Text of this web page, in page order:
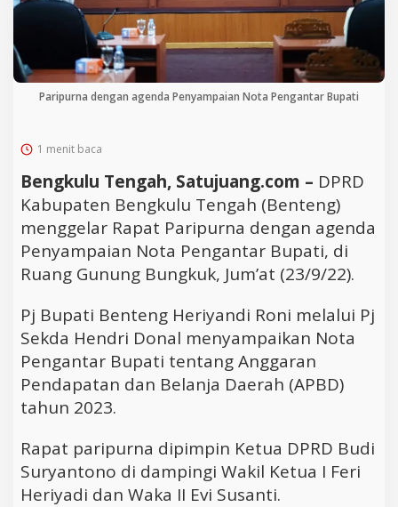
Paripurna dengan agenda Penyampaian Nota Pengantar Bupati
1 menit baca
Bengkulu Tengah, Satujuang.com – DPRD
Kabupaten Bengkulu Tengah (Benteng)
menggelar Rapat Paripurna dengan agenda
Penyampaian Nota Pengantar Bupati, di
Ruang Gunung Bungkuk, Jum’at (23/9/22).
Pj Bupati Benteng Heriyandi Roni melalui Pj
Sekda Hendri Donal menyampaikan Nota
Pengantar Bupati tentang Anggaran
Pendapatan dan Belanja Daerah (APBD)
tahun 2023.
Rapat paripurna dipimpin Ketua DPRD Budi
Suryantono di dampingi Wakil Ketua I Feri
Heriyadi dan Waka II Evi Susanti.